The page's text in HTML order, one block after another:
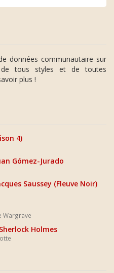
données communautaire sur
tous styles et de toutes
plus !
4)
Gómez-Jurado
Saussey (Fleuve Noir)
Wargrave
Holmes